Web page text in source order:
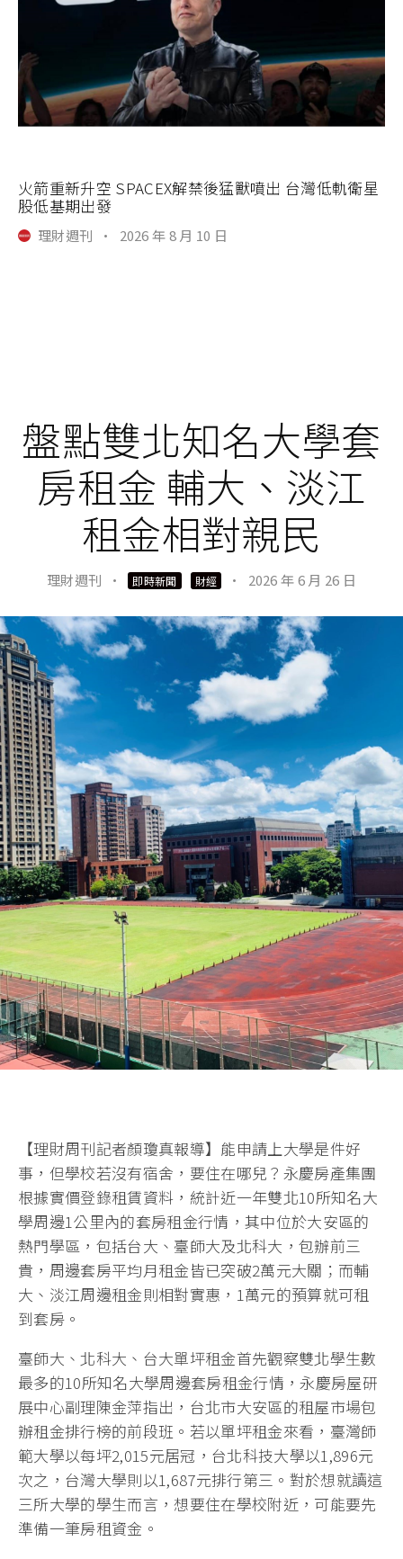
火箭重新升空 SPACEX解禁後猛獸噴出 台灣低軌衛星
股低基期出發
理財週刊 · 2026 年 8 月 10 日
盤點雙北知名大學套
房租金 輔大、淡江
租金相對親民
理財週刊 · 即時新聞 財經 · 2026 年 6 月 26 日
【理財周刊記者顏瓊真報導】能申請上大學是件好
事，但學校若沒有宿舍，要住在哪兒？永慶房產集團
根據實價登錄租賃資料，統計近一年雙北10所知名大
學周邊1公里內的套房租金行情，其中位於大安區的
熱門學區，包括台大、臺師大及北科大，包辦前三
貴，周邊套房平均月租金皆已突破2萬元大關；而輔
大、淡江周邊租金則相對實惠，1萬元的預算就可租
到套房。
臺師大、北科大、台大單坪租金首先觀察雙北學生數
最多的10所知名大學周邊套房租金行情，永慶房屋研
展中心副理陳金萍指出，台北市大安區的租屋市場包
辦租金排行榜的前段班。若以單坪租金來看，臺灣師
範大學以每坪2,015元居冠，台北科技大學以1,896元
次之，台灣大學則以1,687元排行第三。對於想就讀這
三所大學的學生而言，想要住在學校附近，可能要先
準備一筆房租資金。